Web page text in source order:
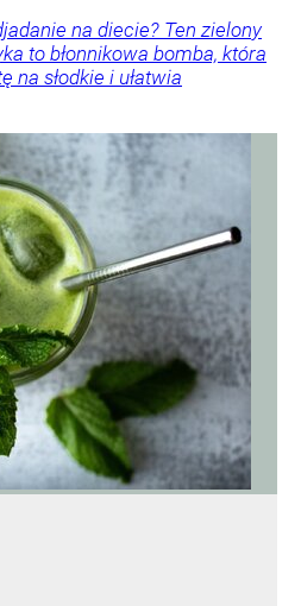
na diecie? Ten zielony
to błonnikowa bomba, która
na słodkie i ułatwia